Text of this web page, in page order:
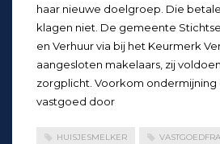
haar nieuwe doelgroep. Die
klagen niet. De gemeente
en Verhuur via bij het Keurmerk
aangesloten makelaars, zij
zorgplicht. Voorkom ondermijning
vastgoed door
HUISJESMELKER